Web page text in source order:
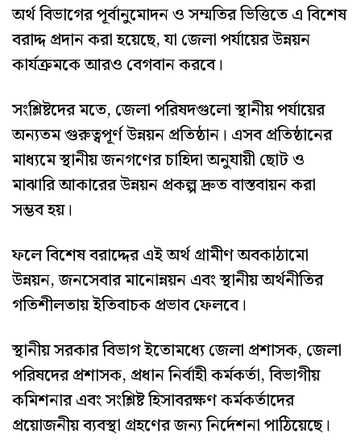
অর্থ বিভাগের পূর্বানুমোদন ও সম্মতির ভিত্তিতে এ বিশেষ
বরাদ্দ প্রদান করা হয়েছে, যা জেলা পর্যায়ের উন্নয়ন
কার্যক্রমকে আরও বেগবান করবে।
সংশ্লিষ্টদের মতে, জেলা পরিষদগুলো স্থানীয় পর্যায়ের
অন্যতম গুরুত্বপূর্ণ উন্নয়ন প্রতিষ্ঠান। এসব প্রতিষ্ঠানের
মাধ্যমে স্থানীয় জনগণের চাহিদা অনুযায়ী ছোট ও
মাঝারি আকারের উন্নয়ন প্রকল্প দ্রুত বাস্তবায়ন করা
সম্ভব হয়।
ফলে বিশেষ বরাদ্দের এই অর্থ গ্রামীণ অবকাঠামো
উন্নয়ন, জনসেবার মানোন্নয়ন এবং স্থানীয় অর্থনীতির
গতিশীলতায় ইতিবাচক প্রভাব ফেলবে।
স্থানীয় সরকার বিভাগ ইতোমধ্যে জেলা প্রশাসক, জেলা
পরিষদের প্রশাসক, প্রধান নির্বাহী কর্মকর্তা, বিভাগীয়
কমিশনার এবং সংশ্লিষ্ট হিসাবরক্ষণ কর্মকর্তাদের
প্রয়োজনীয় ব্যবস্থা গ্রহণের জন্য নির্দেশনা পাঠিয়েছে।